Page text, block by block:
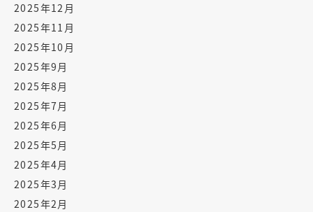
2025年12月
2025年11月
2025年10月
2025年9月
2025年8月
2025年7月
2025年6月
2025年5月
2025年4月
2025年3月
2025年2月